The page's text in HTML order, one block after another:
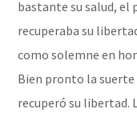
bastante su salud, el
recuperaba su
como solemne en
Bien pronto la suerte
recuperó su libertad.